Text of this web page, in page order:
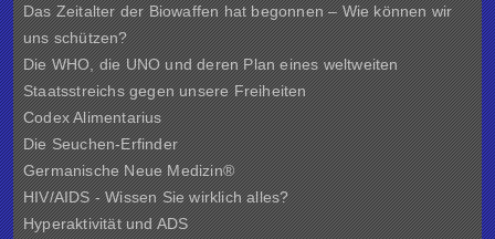
Das Zeitalter der Biowaffen hat begonnen – Wie können wir
uns schützen?
Die WHO, die UNO und deren Plan eines weltweiten
Staatsstreichs gegen unsere Freiheiten
Codex Alimentarius
Die Seuchen-Erfinder
Germanische Neue Medizin®
HIV/AIDS - Wissen Sie wirklich alles?
Hyperaktivität und ADS